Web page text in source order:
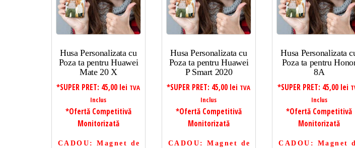
Husa Personalizata cu
Poza ta pentru Huawei
Mate 20 X
*SUPER PRET: 45,00 lei TVA
Inclus
*Ofertă Competitivă
Monitorizată
CADOU : Magnet de
Husa Personalizata cu
Poza ta pentru Huawei
P Smart 2020
*SUPER PRET: 45,00 lei TVA
Inclus
*Ofertă Competitivă
Monitorizată
CADOU : Magnet de
Husa Personalizata
Poza ta pentru
8A
*SUPER PRET: 45,00 lei
Inclus
*Ofertă Competitivă
Monitorizată
CADOU : Magnet